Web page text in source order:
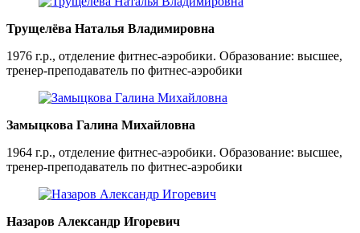
Трущелёва Наталья Владимировна
1976 г.р., отделение фитнес-аэробики. Образование: высшее,
тренер-преподаватель по фитнес-аэробики
Замыцкова Галина Михайловна
1964 г.р., отделение фитнес-аэробики. Образование: высшее,
тренер-преподаватель по фитнес-аэробики
Назаров Александр Игоревич